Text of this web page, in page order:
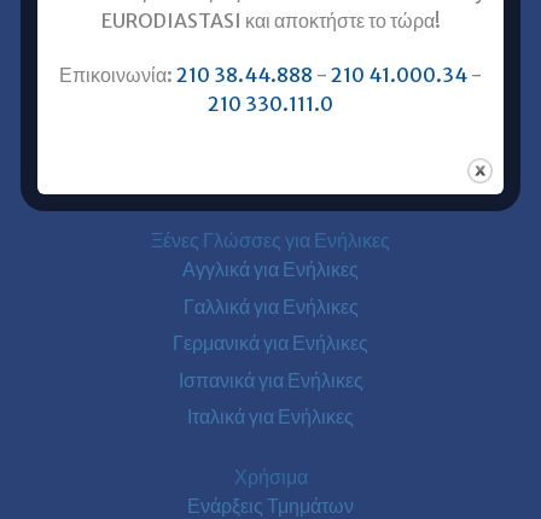
κλπ) στις ξένες γλώσσες.
Επικοινωνία με Ευρωδιάσταση
Ευρωδιάσταση Online Μαθήματα
Ξένες Γλώσσες για Ενήλικες
Αγγλικά για Ενήλικες
Γαλλικά για Ενήλικες
Γερμανικά για Ενήλικες
Ισπανικά για Ενήλικες
Ιταλικά για Ενήλικες
Χρήσιμα
Ενάρξεις Τμημάτων
EURODIASTASI και αποκτήστε το τώρα!
Επικοινωνία: 210 38.44.888 - 210 41.000.34 -
210 330.111.0